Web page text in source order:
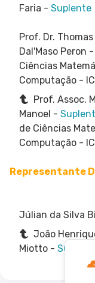
Faria - Suplente
Prof. Dr. Thomas
Dal'Maso Peron
Ciências
Computação -
Prof. Assoc.
Manoel -
de Ciências
Computação -
Representante
Júlian da Silva
João
Miotto - Suplente